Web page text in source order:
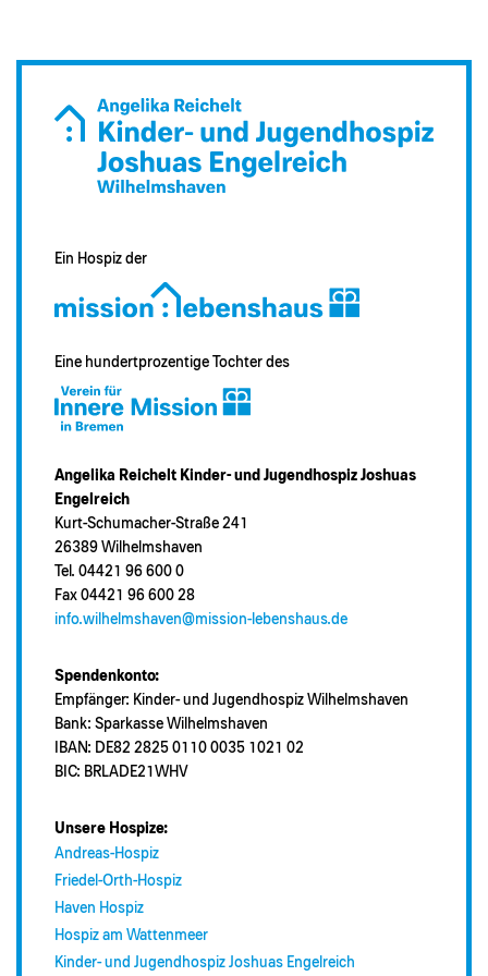
Ein Hospiz der
Eine hundertprozentige Tochter des
Angelika Reichelt Kinder- und Jugendhospiz Joshuas
Engelreich
Kurt-Schumacher-Straße 241
26389 Wilhelmshaven
Tel. 04421 96 600 0
Fax 04421 96 600 28
info.wilhelmshaven@mission-lebenshaus.de
Spendenkonto:
Empfänger: Kinder- und Jugendhospiz Wilhelmshaven
Bank: Sparkasse Wilhelmshaven
IBAN: DE82 2825 0110 0035 1021 02
BIC: BRLADE21WHV
Unsere Hospize:
Andreas-Hospiz
Friedel-Orth-Hospiz
Haven Hospiz
Hospiz am Wattenmeer
Kinder- und Jugendhospiz Joshuas Engelreich